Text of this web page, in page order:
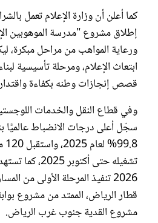
كما أعلن أن وزارة الإعلام تعمل
إطلاق مشروع "مدرسة الموهوبين
ورعاية المواهب من مراحل مبكرة،
ابتعاث الإعلام، ومرحلة تأسيسية
قصص إنجازات وطنه بكفاءة
وفي قطاع النقل والخدمات
سجّل أعلى درجات الانضباط عالميًّا
تشغيله حتى
2026 تنفيذ المرحلة الأولى من
قطار الرياض، الممتد من مشروع
مشروع القدية جنوب غرب الرياض.